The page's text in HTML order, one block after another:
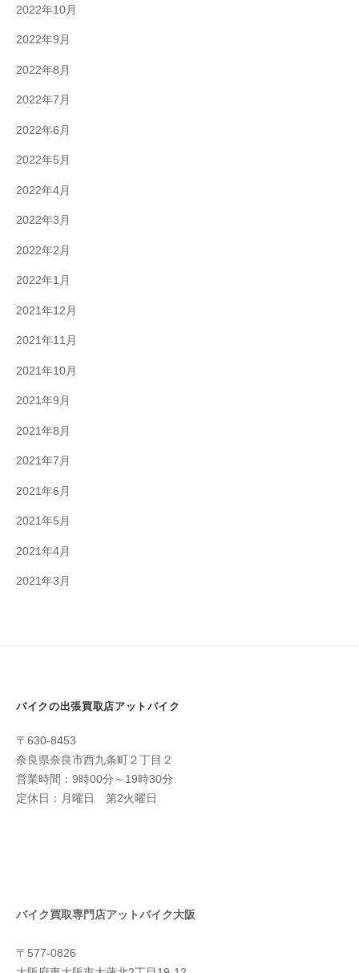
2022年10月
2022年9月
2022年8月
2022年7月
2022年6月
2022年5月
2022年4月
2022年3月
2022年2月
2022年1月
2021年12月
2021年11月
2021年10月
2021年9月
2021年8月
2021年7月
2021年6月
2021年5月
2021年4月
2021年3月
バイクの出張買取店アットバイク
〒630-8453
奈良県奈良市西九条町２丁目２
営業時間：9時00分～19時30分
定休日：月曜日 第2火曜日
バイク買取専門店アットバイク大阪
〒577-0826